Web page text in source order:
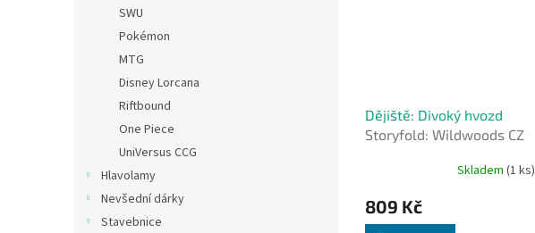
SWU
Pokémon
MTG
Disney Lorcana
Riftbound
One Piece
UniVersus CCG
Hlavolamy
Nevšední dárky
Stavebnice
Dějiště: Divoký hvozd
Storyfold: Wildwoods CZ
Skladem (1 ks)
809 Kč